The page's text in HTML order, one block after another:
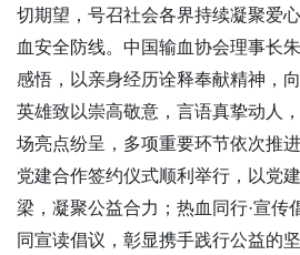
切期望，号召社会各界持续凝聚爱
血安全防线。中国输血协会理事长
感悟，以亲身经历诠释奉献精神，
英雄致以崇高敬意，言语真挚动人
场亮点纷呈，多项重要环节依次推
党建合作签约仪式顺利举行，以党
梁，凝聚公益合力；热血同行·宣传
同宣读倡议，彰显携手践行公益的